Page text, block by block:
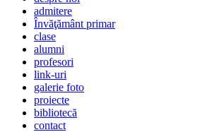
admitere
Învăţământ primar
clase
alumni
profesori
link-uri
galerie foto
proiecte
bibliotecă
contact